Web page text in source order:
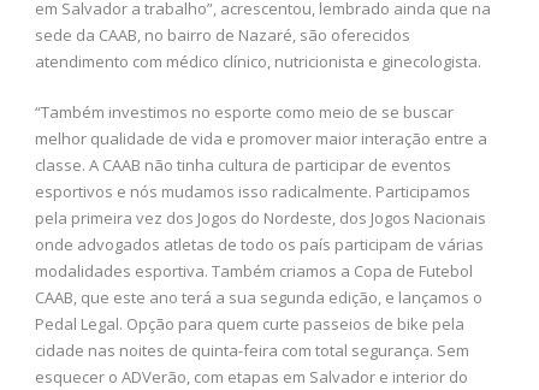
em Salvador a trabalho”, acrescentou, lembrado ainda que na
sede da CAAB, no bairro de Nazaré, são oferecidos
atendimento com médico clínico, nutricionista e ginecologista.
“Também investimos no esporte como meio de se buscar
melhor qualidade de vida e promover maior interação entre a
classe. A CAAB não tinha cultura de participar de eventos
esportivos e nós mudamos isso radicalmente. Participamos
pela primeira vez dos Jogos do Nordeste, dos Jogos Nacionais
onde advogados atletas de todo os país participam de várias
modalidades esportiva. Também criamos a Copa de Futebol
CAAB, que este ano terá a sua segunda edição, e lançamos o
Pedal Legal. Opção para quem curte passeios de bike pela
cidade nas noites de quinta-feira com total segurança. Sem
esquecer o ADVerão, com etapas em Salvador e interior do